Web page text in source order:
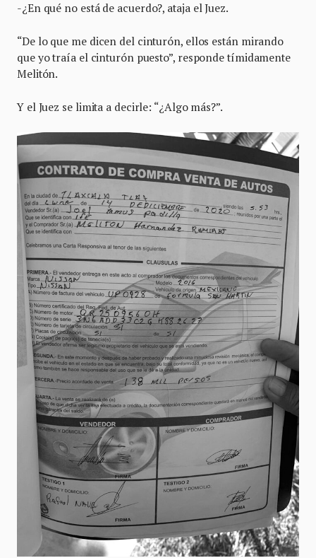
-¿En qué no está de acuerdo?, ataja el Juez.
“De lo que me dicen del cinturón, ellos están mirando
que yo traía el cinturón puesto”, responde tímidamente
Melitón.
Y el Juez se limita a decirle: “¿Algo más?”.